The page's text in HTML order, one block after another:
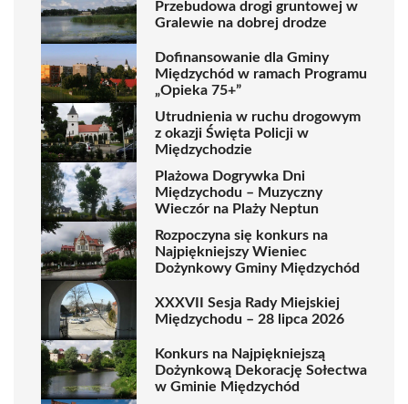
Przebudowa drogi gruntowej w
Gralewie na dobrej drodze
Dofinansowanie dla Gminy
Międzychód w ramach Programu
„Opieka 75+”
Utrudnienia w ruchu drogowym
z okazji Święta Policji w
Międzychodzie
Plażowa Dogrywka Dni
Międzychodu – Muzyczny
Wieczór na Plaży Neptun
Rozpoczyna się konkurs na
Najpiękniejszy Wieniec
Dożynkowy Gminy Międzychód
XXXVII Sesja Rady Miejskiej
Międzychodu – 28 lipca 2026
Konkurs na Najpiękniejszą
Dożynkową Dekorację Sołectwa
w Gminie Międzychód